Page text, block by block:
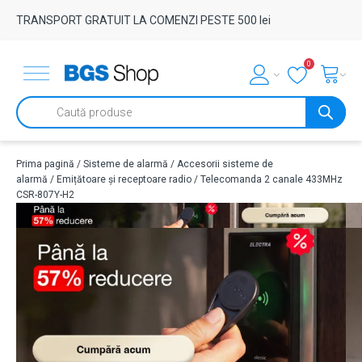
TRANSPORT GRATUIT LA COMENZI PESTE 500 lei
0
Products
search
Prima pagină / Sisteme de alarmă / Accesorii sisteme de
alarmă / Emițătoare și receptoare radio / Telecomanda 2 canale 433MHz
CSR-807Y-H2